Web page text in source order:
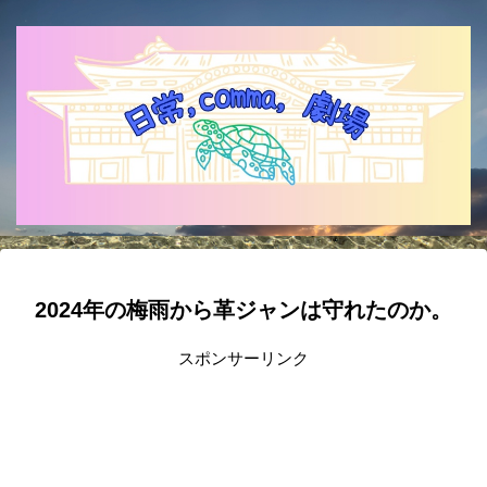
2024年の梅雨から革ジャンは守れたのか。
スポンサーリンク